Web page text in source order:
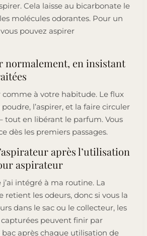
Cela laisse au bicarbonate le
molécules odorantes. Pour un
pouvez aspirer
normalement, en insistant
comme à votre habitude. Le flux
poudre, l’aspirer, et la faire circuler
tout en libérant le parfum. Vous
dès les premiers passages.
après l’utilisation
aspirateur
j’ai intégré à ma routine. La
retient les odeurs, donc si vous la
dans le sac ou le collecteur, les
peuvent finir par
bac après chaque utilisation de